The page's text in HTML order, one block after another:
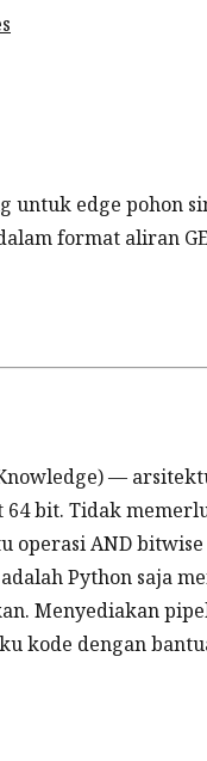
untuk edge pohon
format aliran
—
bit. Tidak
operasi AND
Python saja
Menyediakan
kode dengan